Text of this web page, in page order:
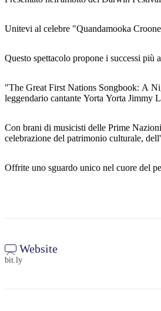
Unitevi al celebre "Quandamooka
Questo spettacolo propone i successi
"The Great First Nations Songbook: A
leggendario cantante Yorta Yorta Jimmy
Con brani di musicisti delle Prime
celebrazione del patrimonio culturale,
Offrite uno sguardo unico nel cuore del
Website
bit.ly